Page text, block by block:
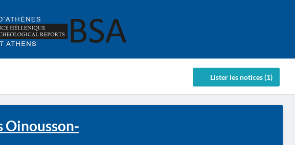
Lister les notices (1)
Oinousson-